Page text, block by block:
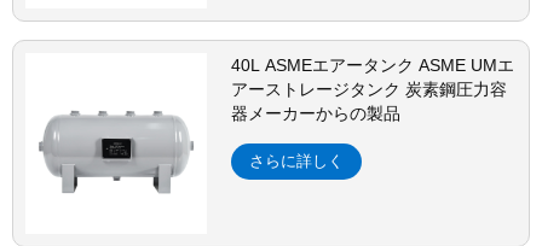
40L ASMEエアータンク ASME UMエ
アーストレージタンク 炭素鋼圧力容
器メーカーからの製品
さらに詳しく